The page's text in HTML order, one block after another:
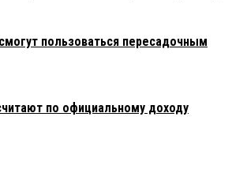
пользоваться пересадочным
по официальному доходу